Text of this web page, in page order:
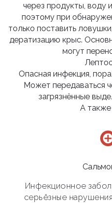
через продукты, воду
поэтому при
только поставить
дератизацию крыс.
могут
Опасная инфекция,
Может передаваться
загрязнённые
А также
Инфекционное
серьёзные